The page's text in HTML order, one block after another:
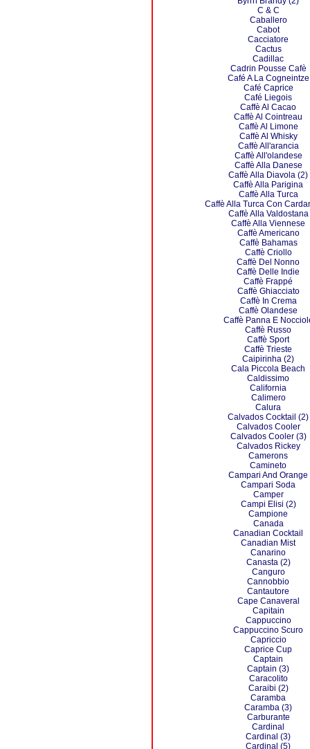
C & C
Caballero
Cabot
Cacciatore
Cactus
Cadillac
Cadrin Pousse Cafè
Café A La Cogneintze
Café Caprice
Café Liegois
Caffè Al Cacao
Caffè Al Cointreau
Caffè Al Limone
Caffè Al Whisky
Caffè All'arancia
Caffè All'olandese
Caffè Alla Danese
Caffè Alla Diavola (2)
Caffè Alla Parigina
Caffè Alla Turca
Caffè Alla Turca Con
Caffè Alla Valdostana
Caffè Alla Viennese
Caffè Americano
Caffè Bahamas
Caffè Criollo
Caffè Del Nonno
Caffè Delle Indie
Caffè Frappé
Caffè Ghiacciato
Caffè In Crema
Caffè Olandese
Caffè Panna E
Caffè Russo
Caffè Sport
Caffè Trieste
Caipirinha (2)
Cala Piccola Beach
Caldissimo
California
Calimero
Calura
Calvados Cocktail (2)
Calvados Cooler
Calvados Cooler (3)
Calvados Rickey
Camerons
Camineto
Campari And Orange
Campari Soda
Camper
Campi Elisi (2)
Campione
Canada
Canadian Cocktail
Canadian Mist
Canarino
Canasta (2)
Canguro
Cannobbio
Cantautore
Cape Canaveral
Capitain
Cappuccino
Cappuccino Scuro
Capriccio
Caprice Cup
Captain
Captain (3)
Caracolito
Caraibi (2)
Caramba
Caramba (3)
Carburante
Cardinal
Cardinal (3)
Cardinal (5)